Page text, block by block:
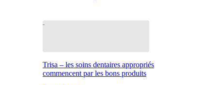
Trisa – les soins dentaires appropriés
commencent par les bons produits